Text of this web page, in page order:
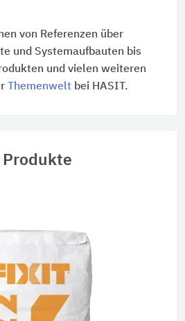
von Referenzen über
und Systemaufbauten bis
und vielen weiteren
Themenweltbei HASIT.
Produkte